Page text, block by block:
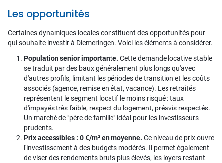
Les opportunités
Certaines dynamiques locales constituent des opportunités pour
qui souhaite investir à Diemeringen. Voici les éléments à considérer.
Population senior importante. Cette demande locative stable
se traduit par des baux généralement plus longs qu'avec
d'autres profils, limitant les périodes de transition et les coûts
associés (agence, remise en état, vacance). Les retraités
représentent le segment locatif le moins risqué : taux
d'impayés très faible, respect du logement, préavis respectés.
Un marché de "père de famille" idéal pour les investisseurs
prudents.
Prix accessibles : 0 €/m² en moyenne. Ce niveau de prix ouvre
l'investissement à des budgets modérés. Il permet également
de viser des rendements bruts plus élevés, les loyers restant